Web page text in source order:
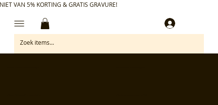
VAN 5% KORTING & GRATIS GRAVURE!